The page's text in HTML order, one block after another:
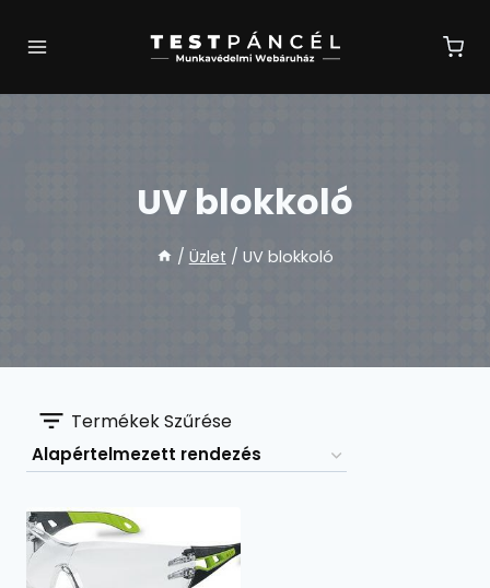
UV blokkoló
/ Üzlet / UV blokkoló
Termékek Szűrése